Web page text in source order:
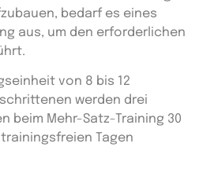
bedarf es eines
aus, um den erforderlichen
von 8 bis 12
werden drei
beim Mehr-Satz-Training 30
trainingsfreien Tagen